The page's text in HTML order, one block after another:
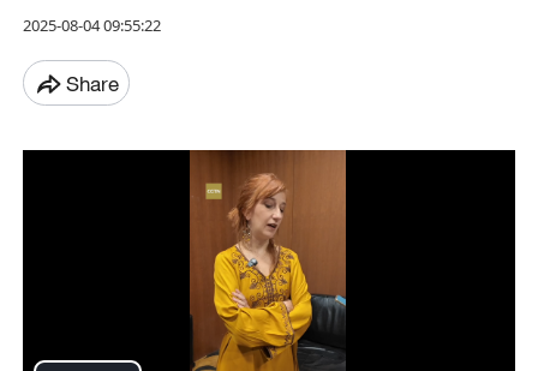
2025-08-04 09:55:22
Share